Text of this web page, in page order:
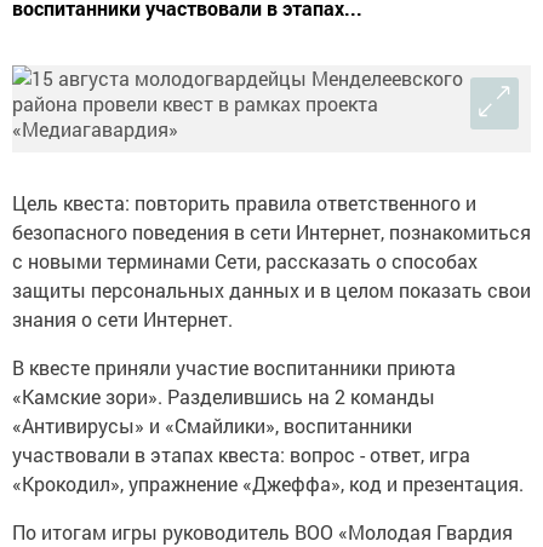
воспитанники участвовали в этапах...
Цель квеста: повторить правила ответственного и
безопасного поведения в сети Интернет, познакомиться
с новыми терминами Сети, рассказать о способах
защиты персональных данных и в целом показать свои
знания о сети Интернет.
В квесте приняли участие воспитанники приюта
«Камские зори». Разделившись на 2 команды
«Антивирусы» и «Смайлики», воспитанники
участвовали в этапах квеста: вопрос - ответ, игра
«Крокодил», упражнение «Джеффа», код и презентация.
По итогам игры руководитель ВОО «Молодая Гвардия